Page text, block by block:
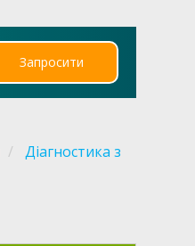
Запросити
Діагностика з